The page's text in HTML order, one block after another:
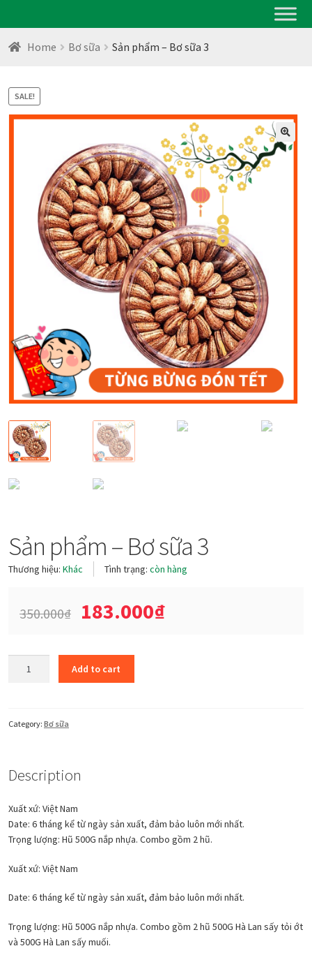
Home Bơ sữa Sản phẩm – Bơ sữa 3
SALE!
🔍
Sản phẩm – Bơ sữa 3
Thương hiệu: Khác Tình trạng: còn hàng
350.000₫ 183.000₫
sữa
Add to cart
Category: Bơ sữa
Description
Xuất xứ: Việt Nam
Date: 6 tháng kể từ ngày sản xuất, đảm bảo luôn mới nhất.
Trọng lượng: Hũ 500G nắp nhựa. Combo gồm 2 hũ.
Xuất xứ: Việt Nam
Date: 6 tháng kể từ ngày sản xuất, đảm bảo luôn mới nhất.
Trọng lượng: Hũ 500G nắp nhựa. Combo gồm 2 hũ 500G Hà Lan sấy tỏi ớt
và 500G Hà Lan sấy muối.